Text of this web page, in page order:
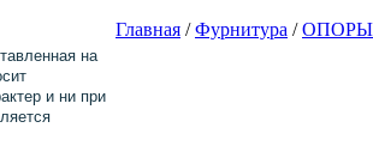
на
и ни при
Главная /Фурнитура /ОПОРЫ